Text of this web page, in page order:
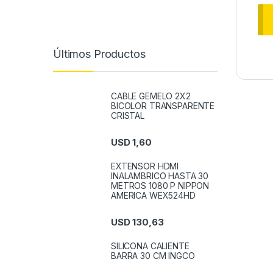
Últimos Productos
CABLE GEMELO 2X2
BICOLOR TRANSPARENTE
CRISTAL
USD1,60
EXTENSOR HDMI
INALAMBRICO HASTA 30
METROS 1080 P NIPPON
AMERICA WEX524HD
USD130,63
SILICONA CALIENTE
BARRA 30 CM INGCO